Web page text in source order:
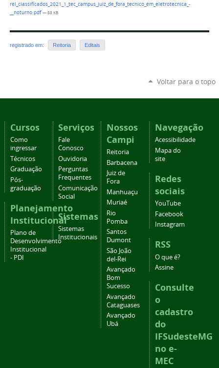
rel_classificados_2021_1_tec_campus_juiz_de_fora_tecnico_em_eletrotecnica_-
__noturno.pdf— 88 KB
registrado em: Reitoria Editais
Voltar para o topo
Cursos
Como
ingressar
Técnicos
Graduação
Pós-
graduação
Planejamento
Institucional
Plano de
Desenvolvimento
Institucional
- PDI
Serviços
Fale
Conosco
Ouvidoria
Perguntas
Frequentes
Comunicação
Social
Sistemas
Sistemas
Institucionais
Nossos
Campi
Reitoria
Barbacena
Juiz de
Fora
Manhuaçu
Muriaé
Rio
Pomba
Santos
Dumont
São João
del-Rei
Avançado
Bom
Sucesso
Avançado
Cataguases
Avançado
Ubá
Navegação
Acessibilidade
Mapa do
site
Redes
sociais
YouTube
Facebook
Instagram
RSS
O que é?
Assine
Consulte
o
cadastro
do
IFSudesteMG
no e-
MEC